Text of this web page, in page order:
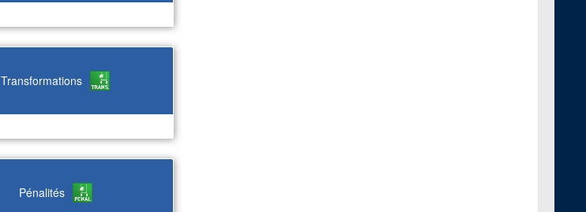
Transformations
Pénalités